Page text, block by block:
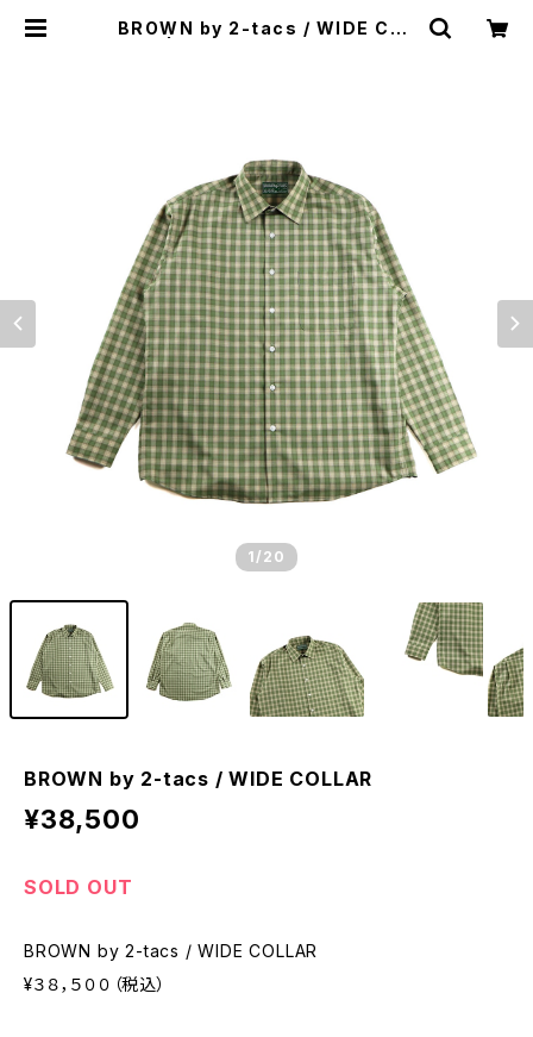
BROWN by 2-tacs / WIDE COL
1 /20
BROWN by 2-tacs / WIDE COLLAR
¥38,500
SOLD OUT
BROWN by 2-tacs / WIDE COLLAR
¥３８，５００（税込）